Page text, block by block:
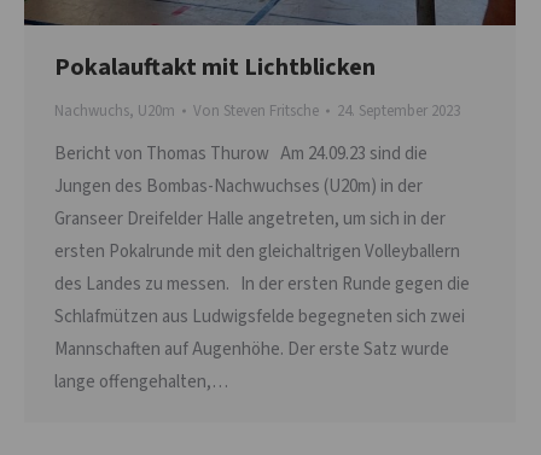
Pokalauftakt mit Lichtblicken
Nachwuchs, U20m Von Steven Fritsche 24. September 2023
Bericht von Thomas Thurow Am 24.09.23 sind die
Jungen des Bombas-Nachwuchses (U20m) in der
Granseer Dreifelder Halle angetreten, um sich in der
ersten Pokalrunde mit den gleichaltrigen Volleyballern
des Landes zu messen. In der ersten Runde gegen die
Schlafmützen aus Ludwigsfelde begegneten sich zwei
Mannschaften auf Augenhöhe. Der erste Satz wurde
lange offengehalten,…